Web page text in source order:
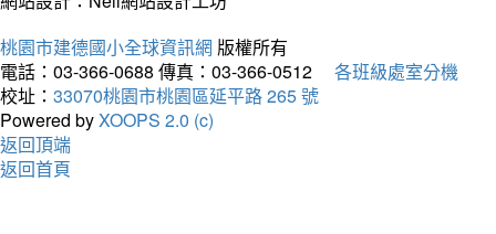
桃園市建德國小全球資訊網 版權所有
電話：03-366-0688 傳真：03-366-0512
各班級處室分機
校址： 33070桃園市桃園區延平路 265 號
Powered byXOOPS 2.0 (c)
返回頂端
返回首頁